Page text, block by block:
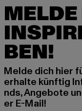
BEN!
Melde dich hier
erhalte künftig
nds, Angebote
er E-Mail!